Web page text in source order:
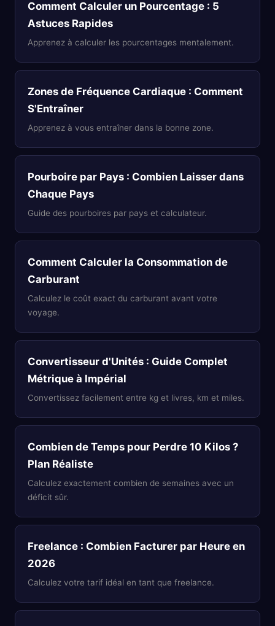
Comment Calculer un Pourcentage : 5
Astuces Rapides
Apprenez à calculer les pourcentages mentalement.
Zones de Fréquence Cardiaque : Comment
S'Entraîner
Apprenez à vous entraîner dans la bonne zone.
Pourboire par Pays : Combien Laisser dans
Chaque Pays
Guide des pourboires par pays et calculateur.
Comment Calculer la Consommation de
Carburant
Calculez le coût exact du carburant avant votre
voyage.
Convertisseur d'Unités : Guide Complet
Métrique à Impérial
Convertissez facilement entre kg et livres, km et miles.
Combien de Temps pour Perdre 10 Kilos ?
Plan Réaliste
Calculez exactement combien de semaines avec un
déficit sûr.
Freelance : Combien Facturer par Heure en
2026
Calculez votre tarif idéal en tant que freelance.